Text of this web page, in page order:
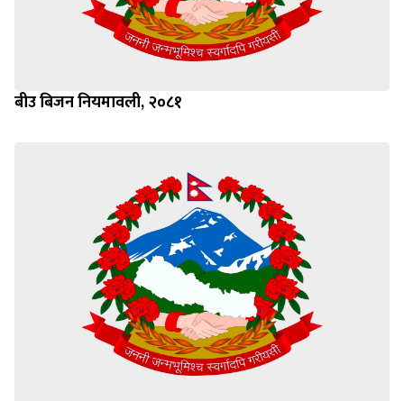
बीउ बिजन नियमावली, २०८१